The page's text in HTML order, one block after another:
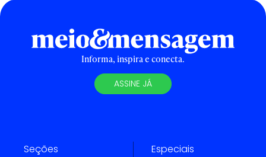
Informa, inspira e conecta.
ASSINE JÁ
Seções Especiais